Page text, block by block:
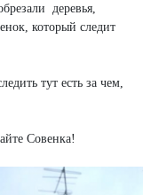
деревья,
который следит
тут есть за чем,
Совенка!